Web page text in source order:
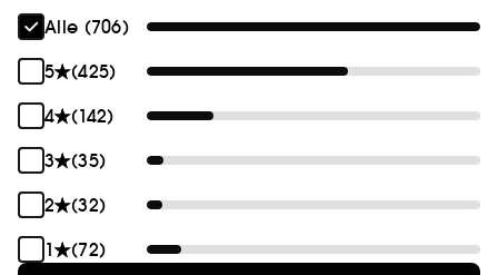
Falten und Fältchen zu verringern, um eine glatte
Nicht zu vergessen ist ebenfalls das Kollagen: Der
Gral der jugendlichen Haut. Unsere Augencreme
baut die Kollagenschichten der Haut wieder auf,
empfindlichen Augenkonturen wiederherzustellen
und einen jungendlicheren und strahlenden Teint
zu gewährleisten.
Alle (706)
5
(425)
4
(142)
3
(35)
2
(32)
1
(72)